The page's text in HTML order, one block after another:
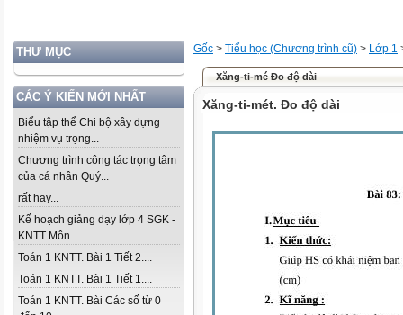
THƯ MỤC
CÁC Ý KIẾN MỚI NHẤT
Biểu tập thể Chi bộ xây dựng
nhiệm vụ trọng...
Chương trình công tác trọng tâm
của cá nhân Quý...
rất hay...
Kế hoạch giảng dạy lớp 4 SGK -
KNTT Môn...
Toán 1 KNTT. Bài 1 Tiết 2....
Toán 1 KNTT. Bài 1 Tiết 1....
Toán 1 KNTT. Bài Các số từ 0
Gốc > Tiểu học (Chương trình cũ) > Lớp 1
Xăng-ti-mé Đo độ dài
Xăng-ti-mét. Đo độ dài